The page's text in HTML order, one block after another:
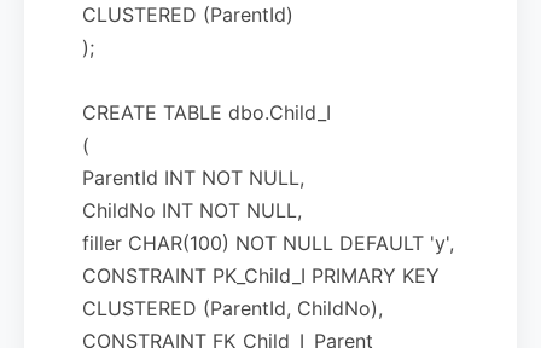
CLUSTERED (ParentId)
);
CREATE TABLE dbo.Child_I
(
ParentId INT NOT NULL,
ChildNo INT NOT NULL,
filler CHAR(100) NOT NULL DEFAULT 'y',
CONSTRAINT PK_Child_I PRIMARY KEY
CLUSTERED (ParentId, ChildNo),
CONSTRAINT FK_Child_I_Parent